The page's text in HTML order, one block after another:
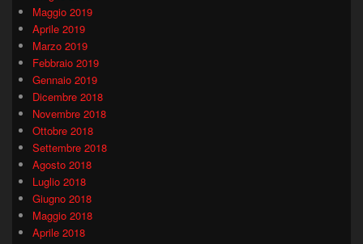
Maggio 2019
Aprile 2019
Marzo 2019
Febbraio 2019
Gennaio 2019
Dicembre 2018
Novembre 2018
Ottobre 2018
Settembre 2018
Agosto 2018
Luglio 2018
Giugno 2018
Maggio 2018
Aprile 2018